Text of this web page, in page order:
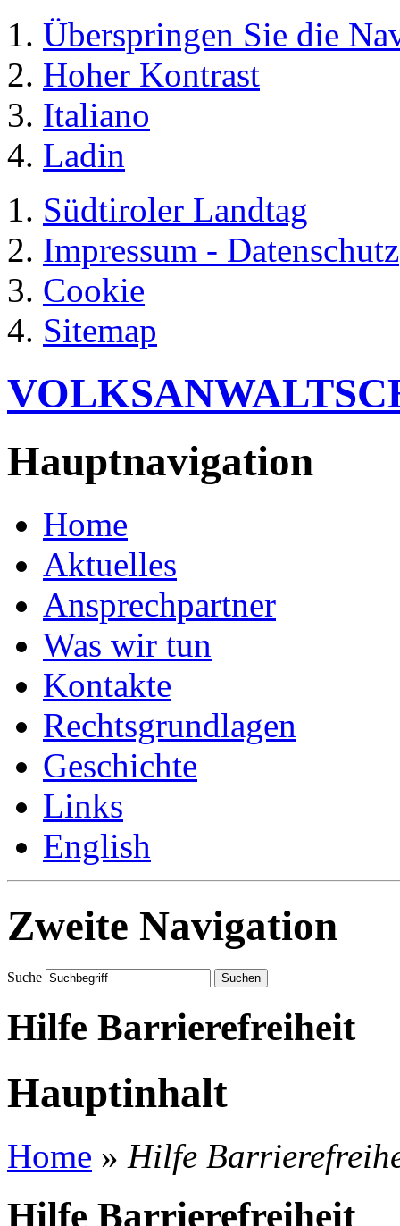
Überspringen Sie die
Hoher Kontrast
Italiano
Ladin
Südtiroler Landtag
Impressum - Datenschutz
Cookie
Sitemap
Hauptnavigation
Home
Aktuelles
Ansprechpartner
Was wir tun
Kontakte
Rechtsgrundlagen
Geschichte
Links
English
Zweite Navigation
Suche Suchen
Hilfe Barrierefreiheit
Hauptinhalt
Home » Hilfe
Hilfe Barrierefreiheit